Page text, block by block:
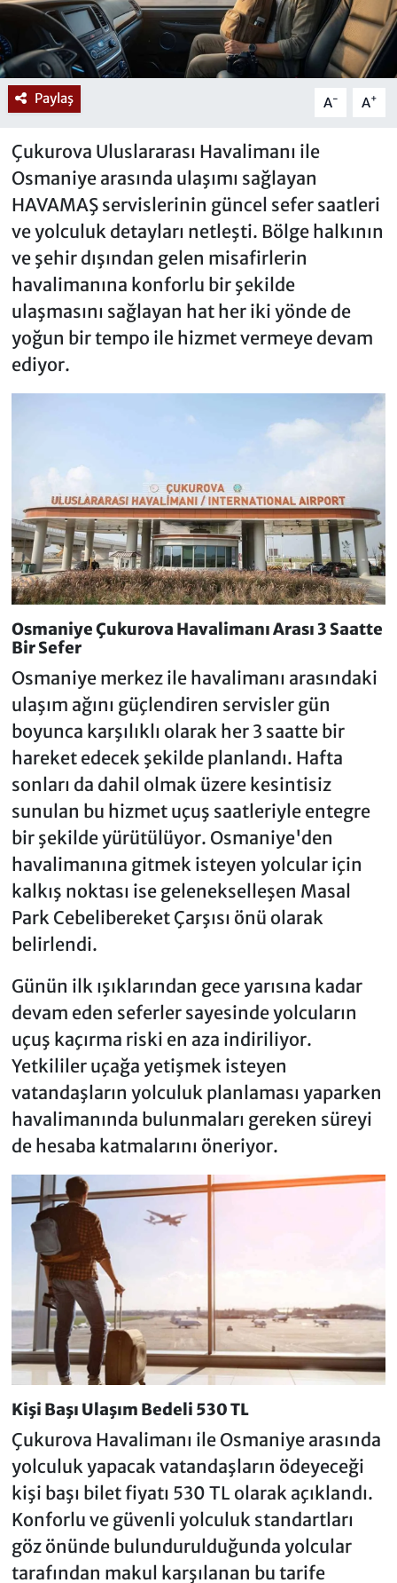
Paylaş A- A+
Çukurova Uluslararası Havalimanı ile
Osmaniye arasında ulaşımı sağlayan
HAVAMAŞ servislerinin güncel sefer saatleri
ve yolculuk detayları netleşti. Bölge halkının
ve şehir dışından gelen misafirlerin
havalimanına konforlu bir şekilde
ulaşmasını sağlayan hat her iki yönde de
yoğun bir tempo ile hizmet vermeye devam
ediyor.
Osmaniye Çukurova Havalimanı Arası 3 Saatte
Bir Sefer
Osmaniye merkez ile havalimanı arasındaki
ulaşım ağını güçlendiren servisler gün
boyunca karşılıklı olarak her 3 saatte bir
hareket edecek şekilde planlandı. Hafta
sonları da dahil olmak üzere kesintisiz
sunulan bu hizmet uçuş saatleriyle entegre
bir şekilde yürütülüyor. Osmaniye'den
havalimanına gitmek isteyen yolcular için
kalkış noktası ise gelenekselleşen Masal
Park Cebelibereket Çarşısı önü olarak
belirlendi.
Günün ilk ışıklarından gece yarısına kadar
devam eden seferler sayesinde yolcuların
uçuş kaçırma riski en aza indiriliyor.
Yetkililer uçağa yetişmek isteyen
vatandaşların yolculuk planlaması yaparken
havalimanında bulunmaları gereken süreyi
de hesaba katmalarını öneriyor.
Kişi Başı Ulaşım Bedeli 530 TL
Çukurova Havalimanı ile Osmaniye arasında
yolculuk yapacak vatandaşların ödeyeceği
kişi başı bilet fiyatı 530 TL olarak açıklandı.
Konforlu ve güvenli yolculuk standartları
göz önünde bulundurulduğunda yolcular
tarafından makul karşılanan bu tarife